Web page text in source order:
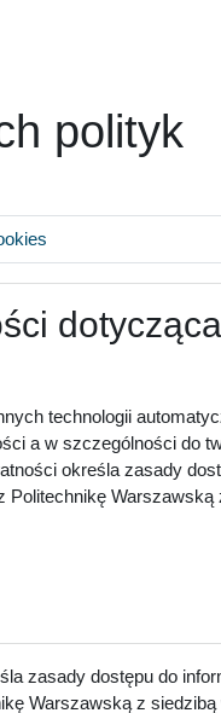
polityk
technologii
a w szczególności do
określa zasady
zasady dostępu do
Warszawską z